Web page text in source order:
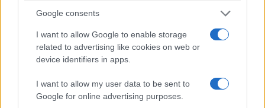
Google consents
I want to allow Google to enable storage
related to advertising like cookies on web or
device identifiers in apps.
I want to allow my user data to be sent to
Google for online advertising purposes.